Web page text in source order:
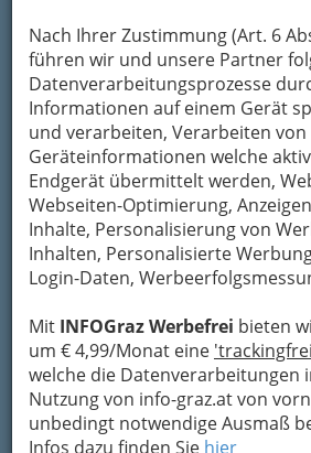
Nach Ihrer Zustimmung (Art. 6
führen wir und unsere Partner
Datenverarbeitungsprozesse
Informationen auf einem Gerät
und verarbeiten, Verarbeiten von
Geräteinformationen welche
Endgerät übermittelt werden,
Webseiten-Optimierung,
Inhalte, Personalisierung von
Inhalten, Personalisierte
Login-Daten,
Mit INFOGraz Werbefrei bieten
um € 4,99/Monat eine
welche die Datenverarbeitungen
Nutzung von info-graz.at von
unbedingt notwendige Ausmaß
Infos dazu finden Sie hier
Die wichtigsten
Einkaufen &
Handel
Gutschein-Welt:
bis H&M, C&A